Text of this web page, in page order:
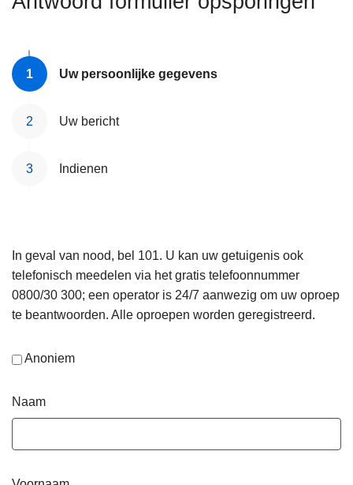
Uw persoonlijke gegevens
Uw bericht
Indienen
In geval van nood, bel 101. U kan uw getuigenis ook
telefonisch meedelen via het gratis telefoonnummer
0800/30 300; een operator is 24/7 aanwezig om uw oproep
te beantwoorden. Alle oproepen worden geregistreerd.
Anoniem
Naam